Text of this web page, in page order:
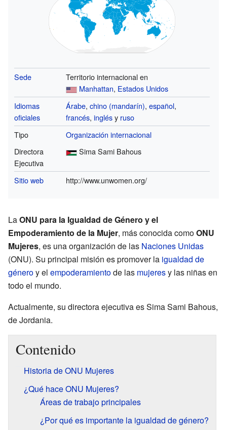
Sede
Territorio internacional en
Manhattan, Estados Unidos
Idiomas
oficiales
Árabe, chino (mandarín), español,
francés, inglésy ruso
Tipo
Organización internacional
Directora
Ejecutiva
Sima Sami Bahous
Sitio web http://www.unwomen.org/
LaONU para la Igualdad de Género y el
Empoderamiento de la Mujer, más conocida comoONU
Mujeres, es una organización de las Naciones Unidas
(ONU). Su principal misión es promover la igualdad de
géneroy el empoderamientode las mujeresy las niñas en
todo el mundo.
Actualmente, su directora ejecutiva es Sima Sami Bahous,
de Jordania.
Contenido
Historia de ONU Mujeres
¿Qué hace ONU Mujeres?
Áreas de trabajo principales
¿Por qué es importante la igualdad de género?